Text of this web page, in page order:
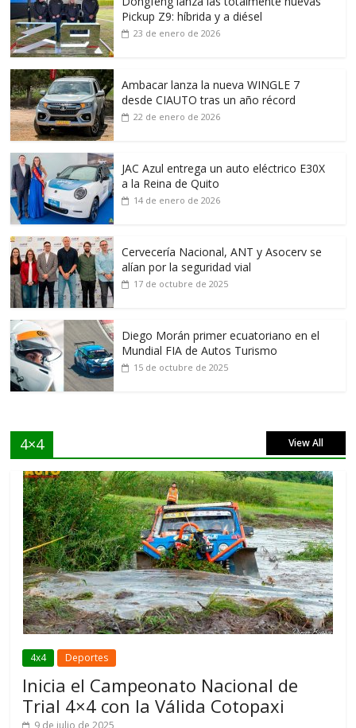
Pickup Z9: híbrida y a diésel
23 de enero de 2026
Ambacar lanza la nueva WINGLE 7
desde CIAUTO tras un año récord
22 de enero de 2026
JAC Azul entrega un auto eléctrico E30X
a la Reina de Quito
14 de enero de 2026
Cervecería Nacional, ANT y Asocerv se
alían por la seguridad vial
17 de octubre de 2025
Diego Morán primer ecuatoriano en el
Mundial FIA de Autos Turismo
15 de octubre de 2025
4×4 View All
4x4 Deportes
Inicia el Campeonato Nacional de
Trial 4×4 con la Válida Cotopaxi